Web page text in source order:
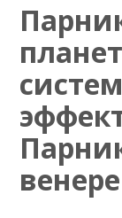
венере